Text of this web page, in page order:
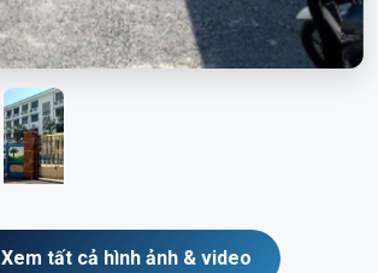
Xem tất cả hình ảnh & video